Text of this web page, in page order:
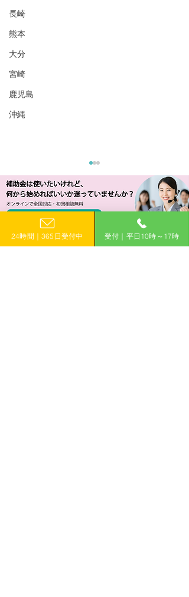
長崎
熊本
大分
宮崎
鹿児島
沖縄
​補助金申請に関するご相談・ご質問はお気軽に
24時間｜365日受付中 受付｜平日10時～17時